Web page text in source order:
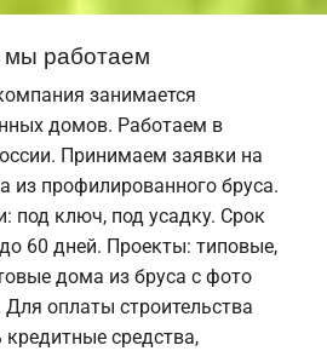
мы работаем
занимается
домов. Работаем в
Принимаем заявки на
из профилированного бруса.
под ключ, под усадку. Срок
60 дней. Проекты: типовые,
дома из бруса с фото
Для оплаты строительства
средства,